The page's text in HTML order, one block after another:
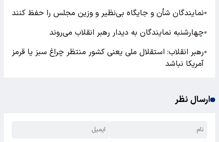
●نمایندگان شأن و جایگاه بی‌نظیر و وزین مجلس را حفظ کنند
●چهارشنبه نمایندگان به دیدار رهبر انقلاب می‌روند
●رهبر انقلاب: استقلال ملی یعنی کشور منتظر چراغ سبز یا قرمز
آمریکا نباشد
ارسال نظر